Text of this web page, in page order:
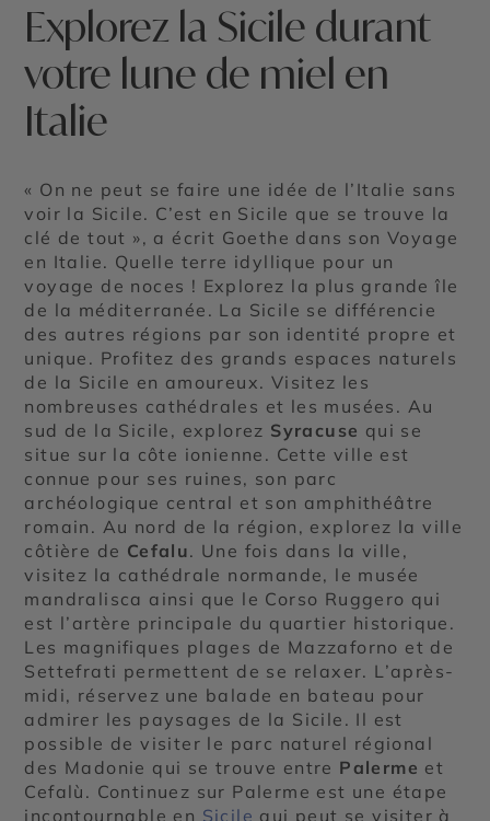
Explorez la Sicile durant
votre lune de miel en
Italie
« On ne peut se faire une idée de l’Italie sans
voir la Sicile. C’est en Sicile que se trouve la
clé de tout », a écrit Goethe dans son Voyage
en Italie. Quelle terre idyllique pour un
voyage de noces ! Explorez la plus grande île
de la méditerranée. La Sicile se différencie
des autres régions par son identité propre et
unique. Profitez des grands espaces naturels
de la Sicile en amoureux. Visitez les
nombreuses cathédrales et les musées. Au
sud de la Sicile, explorez Syracuse qui se
situe sur la côte ionienne. Cette ville est
connue pour ses ruines, son parc
archéologique central et son amphithéâtre
romain. Au nord de la région, explorez la ville
côtière de Cefalu. Une fois dans la ville,
visitez la cathédrale normande, le musée
mandralisca ainsi que le Corso Ruggero qui
est l’artère principale du quartier historique.
Les magnifiques plages de Mazzaforno et de
Settefrati permettent de se relaxer. L’après-
midi, réservez une balade en bateau pour
admirer les paysages de la Sicile. Il est
possible de visiter le parc naturel régional
des Madonie qui se trouve entre Palerme et
Cefalù. Continuez sur Palerme est une étape
incontournable en Sicile qui peut se visiter à